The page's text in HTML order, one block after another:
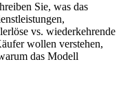
Sie, was das
vs. wiederkehrende
wollen verstehen,
das Modell